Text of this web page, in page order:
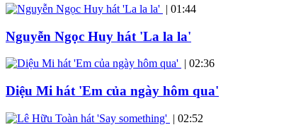
| 01:44
Nguyễn Ngọc Huy hát 'La la la'
| 02:36
Diệu Mi hát 'Em của ngày hôm qua'
| 02:52